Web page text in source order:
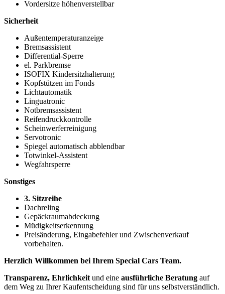
Vordersitze höhenverstellbar
Sicherheit
Außentemperaturanzeige
Bremsassistent
Differential-Sperre
el. Parkbremse
ISOFIX Kindersitzhalterung
Kopfstützen im Fonds
Lichtautomatik
Linguatronic
Notbremsassistent
Reifendruckkontrolle
Scheinwerferreinigung
Servotronic
Spiegel automatisch abblendbar
Totwinkel-Assistent
Wegfahrsperre
Sonstiges
3. Sitzreihe
Dachreling
Gepäckraumabdeckung
Müdigkeitserkennung
Preisänderung, Eingabefehler und Zwischenverkauf
vorbehalten.
Herzlich Willkommen bei Ihrem Special Cars Team.
Transparenz, Ehrlichkeit und eine ausführliche Beratung auf
dem Weg zu Ihrer Kaufentscheidung sind für uns selbstverständlich.